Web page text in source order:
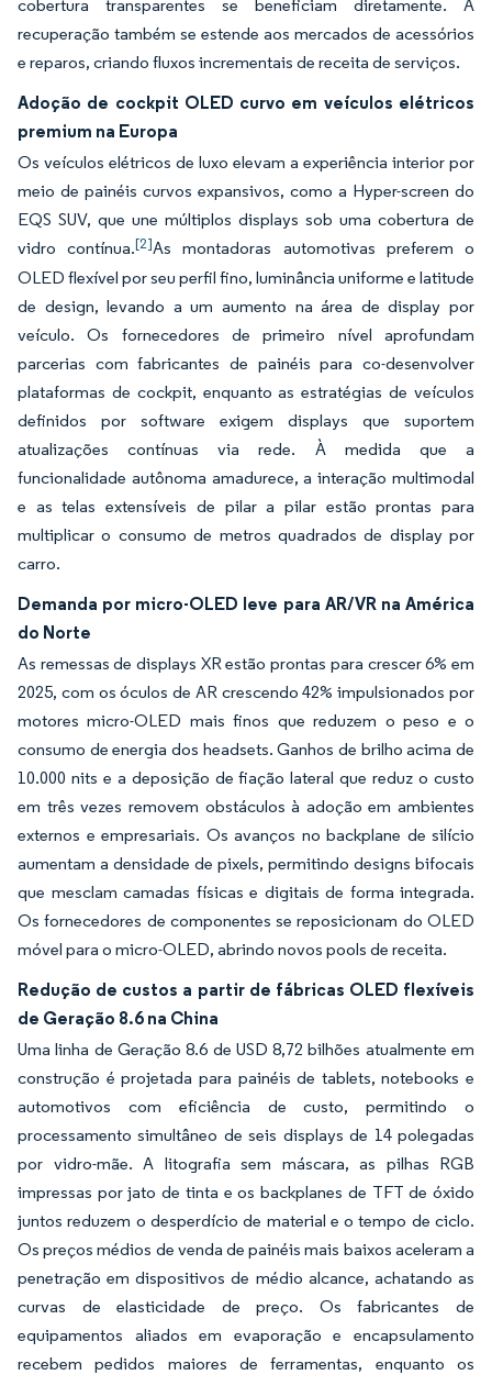
cobertura transparentes se beneficiam diretamente. A
recuperação também se estende aos mercados de acessórios
e reparos, criando fluxos incrementais de receita de serviços.
Adoção de cockpit OLED curvo em veículos elétricos
premium na Europa
Os veículos elétricos de luxo elevam a experiência interior por
meio de painéis curvos expansivos, como a Hyper-screen do
EQS SUV, que une múltiplos displays sob uma cobertura de
vidro contínua.[2]As montadoras automotivas preferem o
OLED flexível por seu perfil fino, luminância uniforme e latitude
de design, levando a um aumento na área de display por
veículo. Os fornecedores de primeiro nível aprofundam
parcerias com fabricantes de painéis para co-desenvolver
plataformas de cockpit, enquanto as estratégias de veículos
definidos por software exigem displays que suportem
atualizações contínuas via rede. À medida que a
funcionalidade autônoma amadurece, a interação multimodal
e as telas extensíveis de pilar a pilar estão prontas para
multiplicar o consumo de metros quadrados de display por
carro.
Demanda por micro-OLED leve para AR/VR na América
do Norte
As remessas de displays XR estão prontas para crescer 6% em
2025, com os óculos de AR crescendo 42% impulsionados por
motores micro-OLED mais finos que reduzem o peso e o
consumo de energia dos headsets. Ganhos de brilho acima de
10.000 nits e a deposição de fiação lateral que reduz o custo
em três vezes removem obstáculos à adoção em ambientes
externos e empresariais. Os avanços no backplane de silício
aumentam a densidade de pixels, permitindo designs bifocais
que mesclam camadas físicas e digitais de forma integrada.
Os fornecedores de componentes se reposicionam do OLED
móvel para o micro-OLED, abrindo novos pools de receita.
Redução de custos a partir de fábricas OLED flexíveis
de Geração 8.6 na China
Uma linha de Geração 8.6 de USD 8,72 bilhões atualmente em
construção é projetada para painéis de tablets, notebooks e
automotivos com eficiência de custo, permitindo o
processamento simultâneo de seis displays de 14 polegadas
por vidro-mãe. A litografia sem máscara, as pilhas RGB
impressas por jato de tinta e os backplanes de TFT de óxido
juntos reduzem o desperdício de material e o tempo de ciclo.
Os preços médios de venda de painéis mais baixos aceleram a
penetração em dispositivos de médio alcance, achatando as
curvas de elasticidade de preço. Os fabricantes de
equipamentos aliados em evaporação e encapsulamento
recebem pedidos maiores de ferramentas, enquanto os